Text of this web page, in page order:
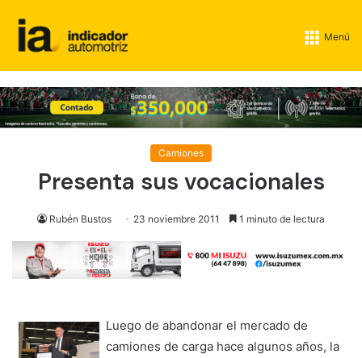
Menú
Camiones
Presenta sus vocacionales
Rubén Bustos 23 noviembre 2011 1 minuto de lectura
Luego de abandonar el mercado de
camiones de carga hace algunos años, la